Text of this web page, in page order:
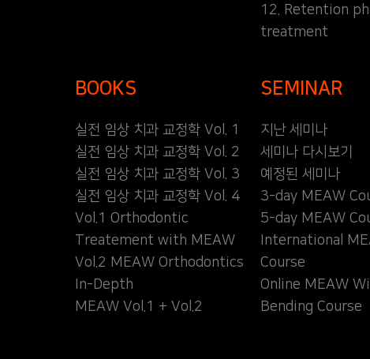
12. Retention
treatment
BOOKS
실전 임상 치과 교정학 Vol. 1
실전 임상 치과 교정학 Vol. 2
실전 임상 치과 교정학 Vol. 3
실전 임상 치과 교정학 Vol. 4
Vol.1 Orthodontic
Treatement with MEAW
Vol.2 MEAW Orthodontics
In-Depth
MEAW Vol.1 + Vol.2
SEMINAR
지난 세미나
세미나 다시보기
예정된 세미나
3-day MEAW
5-day MEAW
International
Course
Online MEAW
Bending Course